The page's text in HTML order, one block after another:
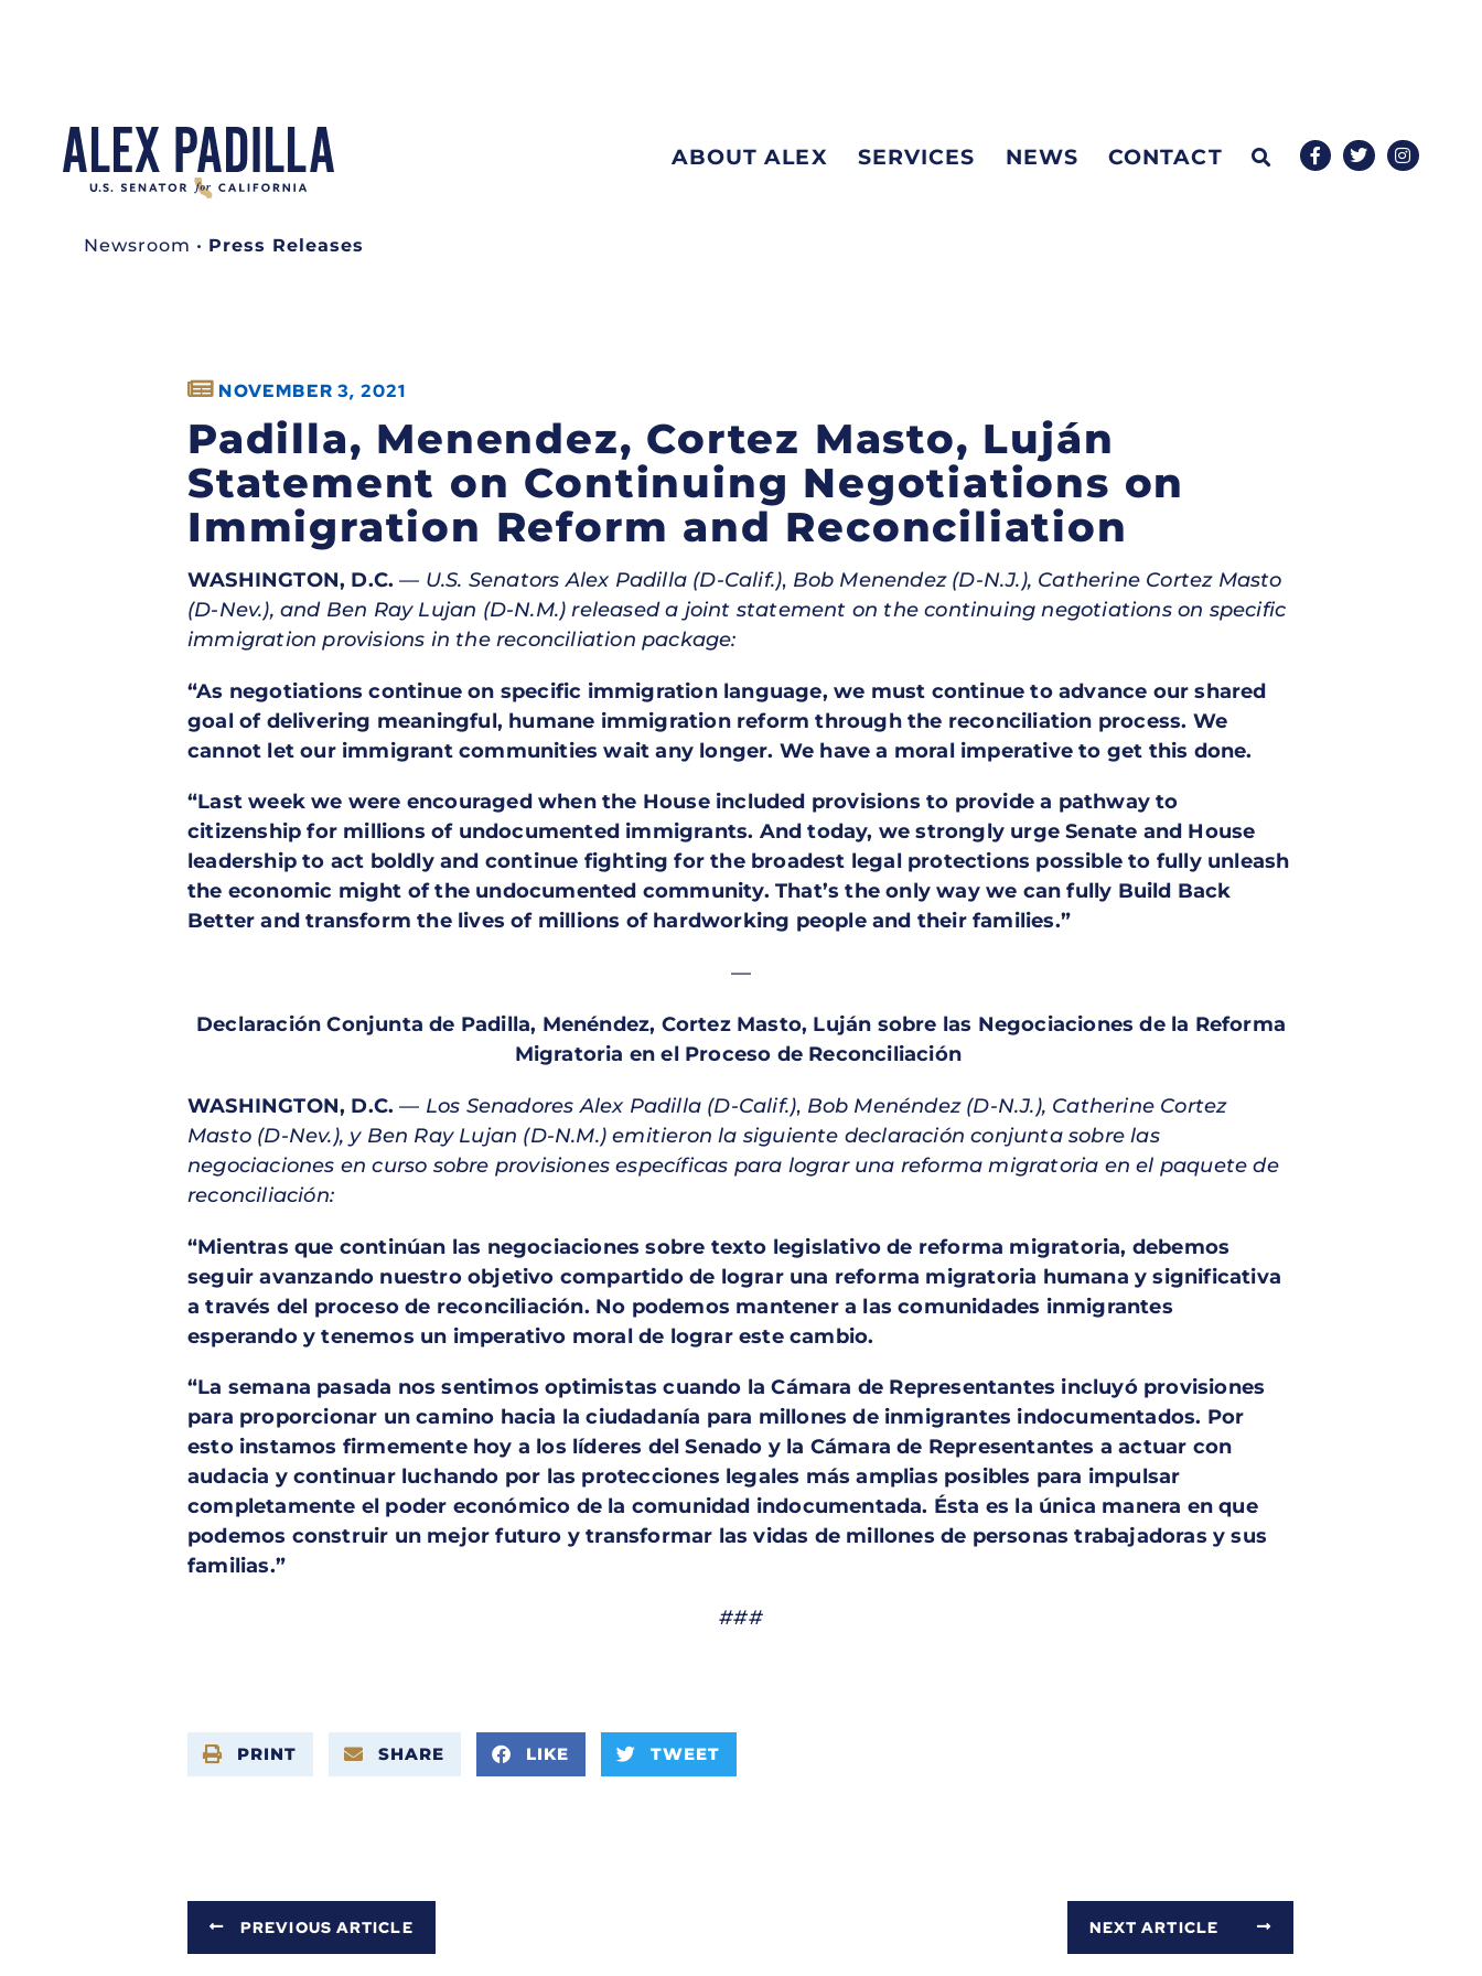
ABOUT ALEX SERVICES NEWS CONTACT
Newsroom • Press Releases
NOVEMBER 3, 2021
Padilla, Menendez, Cortez Masto, Luján
Statement on Continuing Negotiations on
Immigration Reform and Reconciliation
WASHINGTON, D.C.— U.S. SenatorsAlex Padilla (D-Calif.), Bob Menendez (D-N.J.), Catherine Cortez Masto
(D-Nev.), and Ben Ray Lujan (D-N.M.) released a joint statement on the continuing negotiations on specific
immigration provisions in the reconciliation package:
“As negotiations continue on specific immigration language, we must continue to advance our shared
goal of delivering meaningful, humane immigration reform through the reconciliation process. We
cannot let our immigrant communities wait any longer. We have a moral imperative to get this done.
“Last week we were encouraged when the House included provisions to provide a pathway to
citizenship for millions of undocumented immigrants. And today, we strongly urge Senate and House
leadership to act boldly and continue fighting for the broadest legal protections possible to fully unleash
the economic might of the undocumented community. That’s the only way we can fully Build Back
Better and transform the lives of millions of hardworking people and their families.”
—
Declaración Conjunta de Padilla, Menéndez, Cortez Masto, Luján sobre las Negociaciones de la Reforma
Migratoria en el Proceso de Reconciliación
WASHINGTON, D.C.— Los SenadoresAlex Padilla (D-Calif.), Bob Menéndez (D-N.J.), Catherine Cortez
Masto (D-Nev.), y Ben Ray Lujan (D-N.M.) emitieron la siguiente declaración conjunta sobre las
negociaciones en curso sobre provisiones específicas para lograr una reforma migratoria en el paquete de
reconciliación:
“Mientras que continúan las negociaciones sobre texto legislativo de reforma migratoria, debemos
seguir avanzando nuestro objetivo compartido de lograr una reforma migratoria humana y significativa
a través del proceso de reconciliación. No podemos mantener a las comunidades inmigrantes
esperando y tenemos un imperativo moral de lograr este cambio.
“La semana pasada nos sentimos optimistas cuando la Cámara de Representantes incluyó provisiones
para proporcionar un camino hacia la ciudadanía para millones de inmigrantes indocumentados. Por
esto instamos firmemente hoy a los líderes del Senado y la Cámara de Representantes a actuar con
audacia y continuar luchando por las protecciones legales más amplias posibles para impulsar
completamente el poder económico de la comunidad indocumentada. Ésta es la única manera en que
podemos construir un mejor futuro y transformar las vidas de millones de personas trabajadoras y sus
familias.”
###
PRINT SHARE LIKE TWEET
PREVIOUS ARTICLE NEXT ARTICLE